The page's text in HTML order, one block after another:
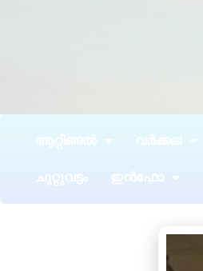
ആറ്റിങ്ങൽ വർക്കല
ചുറ്റുവട്ടം ഇൻഫോ